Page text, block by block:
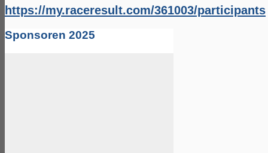
https://my.raceresult.com/361003/participants
Sponsoren 2025